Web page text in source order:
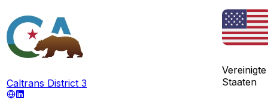
Caltrans District 3
Vereinigte
Staaten